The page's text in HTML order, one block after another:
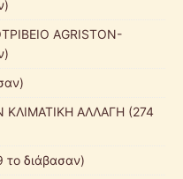
AGRISTON-
ΑΛΛΑΓΗ (274
διάβασαν)